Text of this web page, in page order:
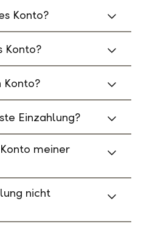
Konto?
Konto?
Konto?
Einzahlung?
meiner
nicht